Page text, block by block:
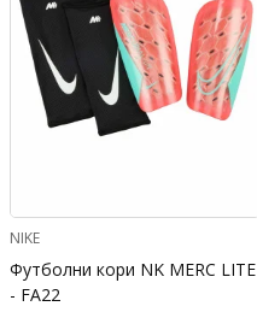
NIKE
Футболни кори NK MERC LITE
- FA22